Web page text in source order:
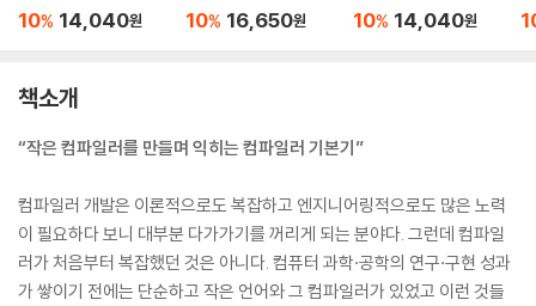
10% 14,040원 10% 16,650원
문 (2026년)
10% 14,040원
(
책소개
“작은 컴파일러를 만들며 익히는 컴파일러 기본기”
컴파일러 개발은 이론적으로도 복잡하고 엔지니어링적으로도 많은 노력
이 필요하다 보니 대부분 다가가기를 꺼리게 되는 분야다. 그런데 컴파일
러가 처음부터 복잡했던 것은 아니다. 컴퓨터 과학·공학의 연구·구현 성과
가 쌓이기 전에는 단순하고 작은 언어와 그 컴파일러가 있었고 이런 것들